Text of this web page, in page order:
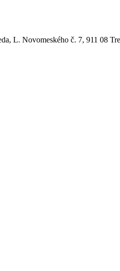
L. Novomeského č. 7, 911 08